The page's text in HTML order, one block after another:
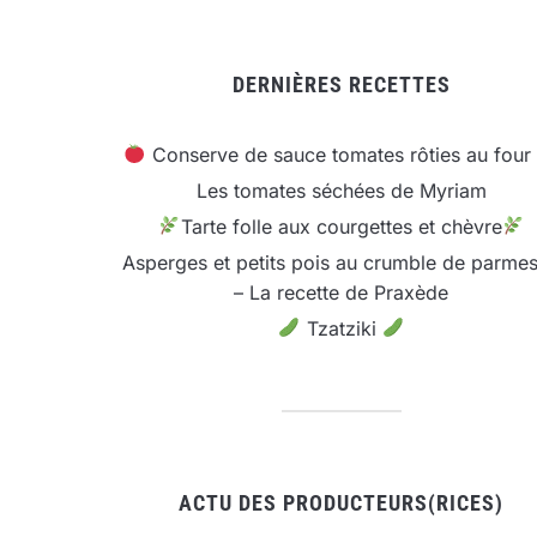
DERNIÈRES RECETTES
Conserve de sauce tomates rôties au four
Les tomates séchées de Myriam
Tarte folle aux courgettes et chèvre
Asperges et petits pois au crumble de
– La recette de Praxède
Tzatziki
ACTU DES PRODUCTEURS(RICES)